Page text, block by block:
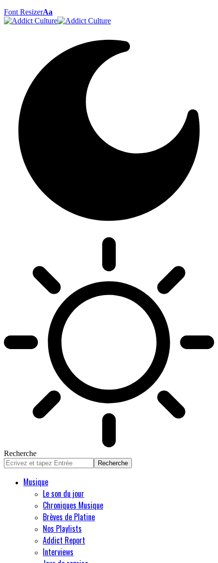
Font ResizerAa
Recherche
Musique
Le son du jour
Chroniques Musique
Brèves de Platine
Nos Playlists
Addict Report
Interviews